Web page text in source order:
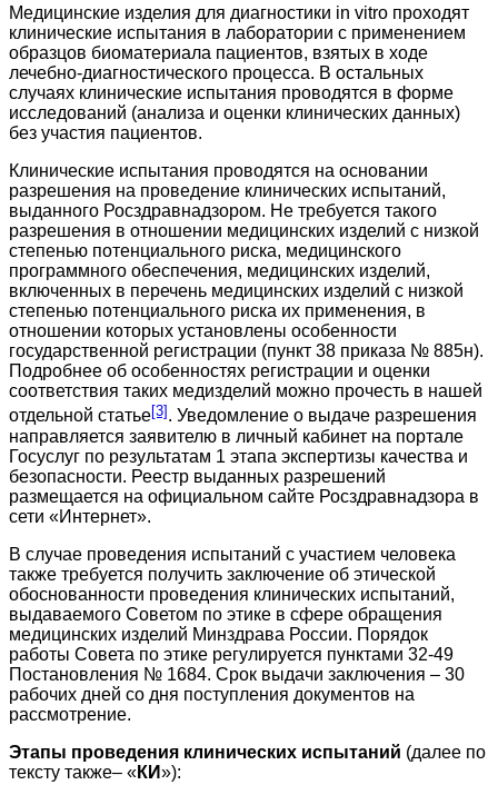
Медицинские изделия для диагностики in vitro проходят
клинические испытания в лаборатории с применением
образцов биоматериала пациентов, взятых в ходе
лечебно-диагностического процесса. В остальных
случаях клинические испытания проводятся в форме
исследований (анализа и оценки клинических данных)
без участия пациентов.
Клинические испытания проводятся на основании
разрешения на проведение клинических испытаний,
выданного Росздравнадзором. Не требуется такого
разрешения в отношении медицинских изделий с низкой
степенью потенциального риска, медицинского
программного обеспечения, медицинских изделий,
включенных в перечень медицинских изделий с низкой
степенью потенциального риска их применения, в
отношении которых установлены особенности
государственной регистрации (пункт 38 приказа № 885н).
Подробнее об особенностях регистрации и оценки
соответствия таких медизделий можно прочесть в нашей
отдельной статье[3]. Уведомление о выдаче разрешения
направляется заявителю в личный кабинет на портале
Госуслуг по результатам 1 этапа экспертизы качества и
безопасности. Реестр выданных разрешений
размещается на официальном сайте Росздравнадзора в
сети «Интернет».
В случае проведения испытаний с участием человека
также требуется получить заключение об этической
обоснованности проведения клинических испытаний,
выдаваемого Советом по этике в сфере обращения
медицинских изделий Минздрава России. Порядок
работы Совета по этике регулируется пунктами 32-49
Постановления № 1684. Срок выдачи заключения – 30
рабочих дней со дня поступления документов на
рассмотрение.
Этапы проведения клинических испытаний (далее по
тексту также– «КИ»):